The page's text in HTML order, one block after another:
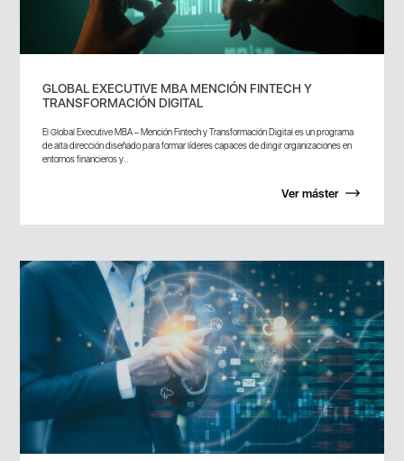
GLOBAL EXECUTIVE MBA MENCIÓN FINTECH Y
TRANSFORMACIÓN DIGITAL
El Global Executive MBA – Mención Fintech y Transformación Digital es un programa
de alta dirección diseñado para formar líderes capaces de dirigir organizaciones en
entornos financieros y...
Ver máster